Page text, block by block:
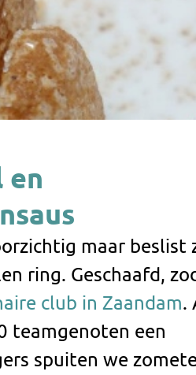
en
maar beslist
ring. Geschaafd,
club in Zaandam.
teamgenoten een
spuiten we